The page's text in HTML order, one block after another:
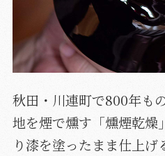
秋田・川連町で800年も
地を煙で燻す「燻煙乾燥
り漆を塗ったまま仕上